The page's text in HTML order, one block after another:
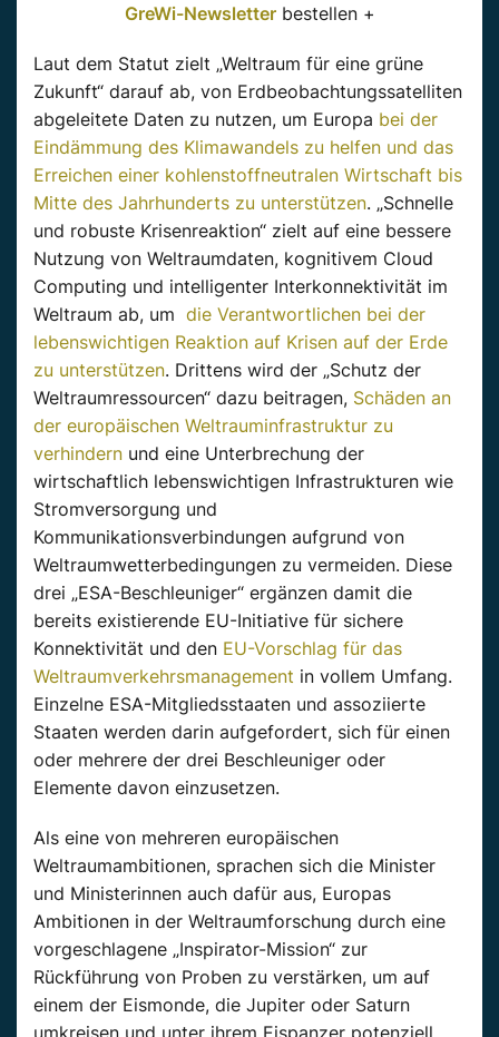
GreWi-Newsletterbestellen +
Laut dem Statut zielt „Weltraum für eine grüne
Zukunft“ darauf ab, von Erdbeobachtungssatelliten
abgeleitete Daten zu nutzen, um Europa bei der
Eindämmung des Klimawandels zu helfen und das
Erreichen einer kohlenstoffneutralen Wirtschaft bis
Mitte des Jahrhunderts zu unterstützen. „Schnelle
und robuste Krisenreaktion“ zielt auf eine bessere
Nutzung von Weltraumdaten, kognitivem Cloud
Computing und intelligenter Interkonnektivität im
Weltraum ab, um die Verantwortlichen bei der
lebenswichtigen Reaktion auf Krisen auf der Erde
zu unterstützen. Drittens wird der „Schutz der
Weltraumressourcen“ dazu beitragen, Schäden an
der europäischen Weltrauminfrastruktur zu
verhindern und eine Unterbrechung der
wirtschaftlich lebenswichtigen Infrastrukturen wie
Stromversorgung und
Kommunikationsverbindungen aufgrund von
Weltraumwetterbedingungen zu vermeiden. Diese
drei „ESA-Beschleuniger“ ergänzen damit die
bereits existierende EU-Initiative für sichere
Konnektivität und den EU-Vorschlag für das
Weltraumverkehrsmanagement in vollem Umfang.
Einzelne ESA-Mitgliedsstaaten und assoziierte
Staaten werden darin aufgefordert, sich für einen
oder mehrere der drei Beschleuniger oder
Elemente davon einzusetzen.
Als eine von mehreren europäischen
Weltraumambitionen, sprachen sich die Minister
und Ministerinnen auch dafür aus, Europas
Ambitionen in der Weltraumforschung durch eine
vorgeschlagene „Inspirator-Mission“ zur
Rückführung von Proben zu verstärken, um auf
einem der Eismonde, die Jupiter oder Saturn
umkreisen und unter ihrem Eispanzer potenziell